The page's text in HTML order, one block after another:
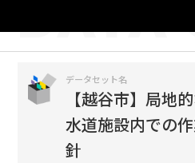
DATA
データセット名
【越谷市】局地
水道施設内での
針